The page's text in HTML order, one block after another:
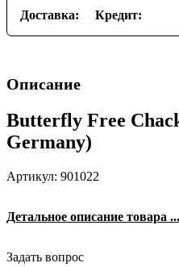
Доставка: Кредит:
Описание
Butterfly Free
Germany)
Артикул: 901022
Детальное описание товара ...
Задать вопрос